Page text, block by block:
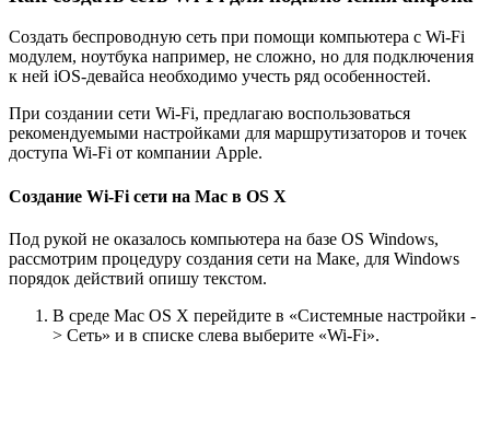
Создать беспроводную сеть при помощи компьютера с Wi-Fi
модулем, ноутбука например, не сложно, но для подключения
к ней iOS-девайса необходимо учесть ряд особенностей.
При создании сети Wi-Fi, предлагаю воспользоваться
рекомендуемыми настройками для маршрутизаторов и точек
доступа Wi-Fi от компании Apple.
Создание Wi-Fi сети на Mac в OS X
Под рукой не оказалось компьютера на базе OS Windows,
рассмотрим процедуру создания сети на Маке, для Windows
порядок действий опишу текстом.
В среде Mac OS X перейдите в «Системные настройки -
> Сеть» и в списке слева выберите «Wi-Fi».